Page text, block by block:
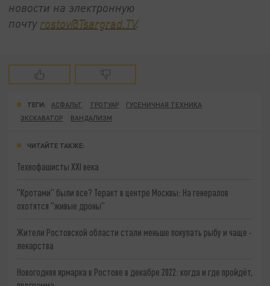
новости на электронную
почту rostov@Tsargrad.ТV.
ТЕГИ: АСФАЛЬТ ТРОТУАР
ГУСЕНИЧНАЯ ТЕХНИКА
ЭКСКАВАТОР
ВАНДАЛИЗМ
ЧИТАЙТЕ ТАКЖЕ:
Технофашисты XXI века
"Кротами" были все? Теракт в центре Москвы: На генералов
охотятся "живые дроны"
Жители Ростовской области стали меньше покупать рыбу и чаще -
лекарства
Новогодняя ярмарка в Ростове в декабре 2022: когда и где пройдёт,